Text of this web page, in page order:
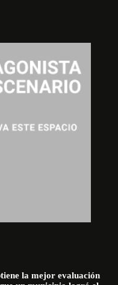
la mejor evaluación